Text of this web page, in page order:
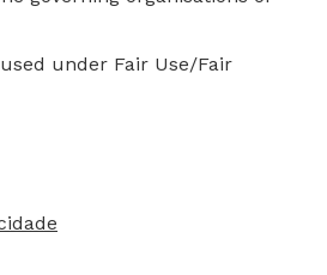
under Fair Use/Fair